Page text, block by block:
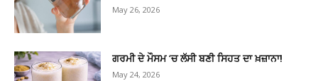
May 26, 2026
ਗਰਮੀ ਦੇ ਮੌਸਮ ‘ਚ ਲੱਸੀ ਬਣੀ ਸਿਹਤ ਦਾ ਖ਼ਜ਼ਾਨਾ!
May 24, 2026